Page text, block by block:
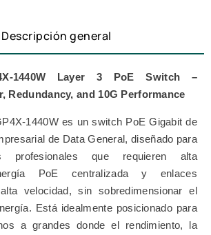
Descripción general
1440W Layer 3 PoE Switch –
Redundancy, and 10G Performance
1440W es un switch PoE Gigabit de
de Data General, diseñado para
profesionales que requieren alta
PoE centralizada y enlaces
velocidad, sin sobredimensionar el
Está idealmente posicionado para
a grandes donde el rendimiento, la